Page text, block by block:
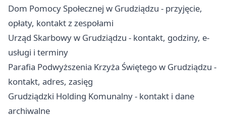
Dom Pomocy Społecznej w Grudziądzu - przyjęcie,
opłaty, kontakt z zespołami
Urząd Skarbowy w Grudziądzu - kontakt, godziny, e-
usługi i terminy
Parafia Podwyższenia Krzyża Świętego w Grudziądzu -
kontakt, adres, zasięg
Grudziądzki Holding Komunalny - kontakt i dane
archiwalne